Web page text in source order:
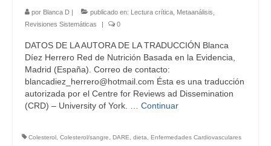
por Blanca D | publicado en: Lectura crítica Metaanálisis
Revisiones Sistemáticas
| 0
DATOS DE LA AUTORA DE LA TRADUCCIÓN Blanca
Díez Herrero Red de Nutrición Basada en la Evidencia,
Madrid (España). Correo de contacto:
blancadiez_herrero@hotmail.com Ésta es una traducción
autorizada por el Centre for Reviews ad Dissemination
(CRD) – University of York. … Continuar
Colesterol Colesterol/sangre DARE dieta
Enfermedades Cardiovasculares